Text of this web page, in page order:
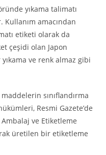
yıkama talimatı
amacından
etiketi olarak da
çeşidi olan Japon
ve renk almaz gibi
maddelerin sınıflandırma
Resmi Gazete’de
ve Etiketleme
üretilen bir etiketleme